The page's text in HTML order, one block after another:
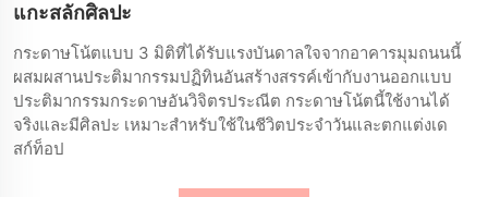
แกะสลักศิลปะ
กระดาษโน้ตแบบ 3 มิติที่ได้รับแรงบันดาลใจจากอาคารมุมถนนนี้
ผสมผสานประติมากรรมปฏิทินอันสร้างสรรค์เข้ากับงานออกแบบ
ประติมากรรมกระดาษอันวิจิตรประณีต กระดาษโน้ตนี้ใช้งานได้
จริงและมีศิลปะ เหมาะสำหรับใช้ในชีวิตประจำวันและตกแต่งเด
สก์ท็อป